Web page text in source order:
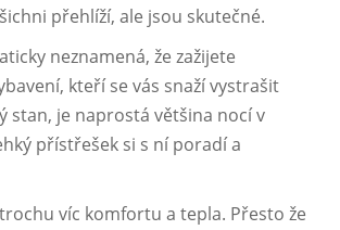
přehlíží, ale jsou skutečné.
neznamená, že zažijete
kteří se vás snaží vystrašit
stan, je naprostá většina nocí v
přístřešek si s ní poradí a
víc komfortu a tepla. Přesto že